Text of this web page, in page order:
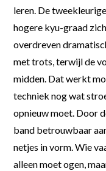
leren. De
hogere kyu-graad
overdreven
met trots, terwijl de
midden. Dat werkt
techniek nog wat
opnieuw moet. Door
band betrouwbaar
netjes in vorm. Wie
alleen moet ogen,